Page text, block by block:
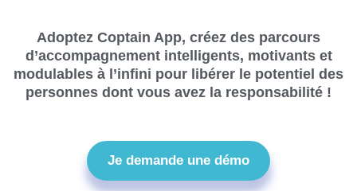
Adoptez Coptain App, créez des parcours
d’accompagnement intelligents, motivants et
modulables à l’infini pour libérer le potentiel des
personnes dont vous avez la responsabilité !
Je demande une démo